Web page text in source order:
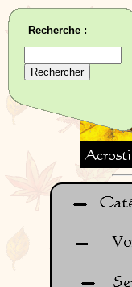
Recherche :